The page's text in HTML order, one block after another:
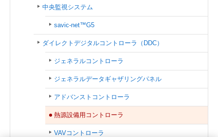
中央監視システム
savic-net™G5
ダイレクトデジタルコントローラ（DDC）
ジェネラルコントローラ
ジェネラルデータギャザリングパネル
アドバンストコントローラ
熱源設備用コントローラ
VAVコントローラ